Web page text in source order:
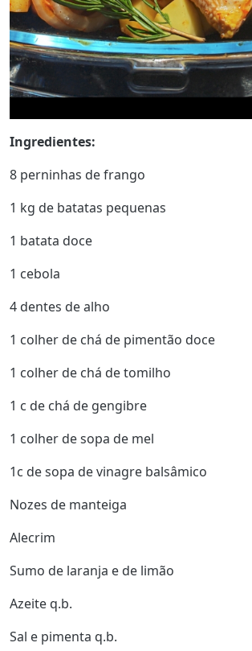
Ingredientes:
8 perninhas de frango
1 kg de batatas pequenas
1 batata doce
1 cebola
4 dentes de alho
1 colher de chá de pimentão doce
1 colher de chá de tomilho
1 c de chá de gengibre
1 colher de sopa de mel
1c de sopa de vinagre balsâmico
Nozes de manteiga
Alecrim
Sumo de laranja e de limão
Azeite q.b.
Sal e pimenta q.b.